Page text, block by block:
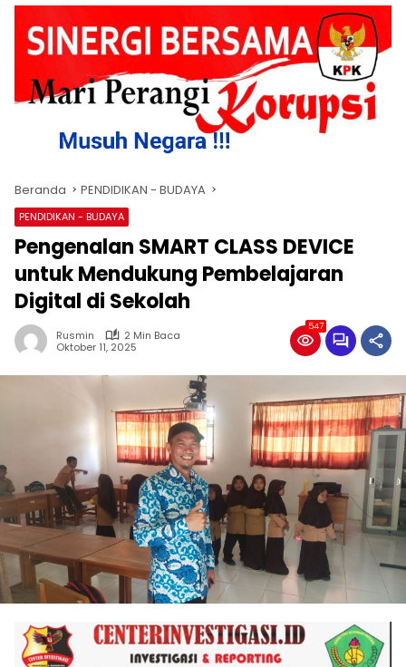
Beranda PENDIDIKAN - BUDAYA
PENDIDIKAN - BUDAYA
Pengenalan SMART CLASS DEVICE
untuk Mendukung Pembelajaran
Digital di Sekolah
Rusmin
2 Min Baca
Oktober 11, 2025
547